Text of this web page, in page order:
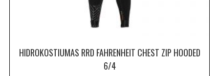
HIDROKOSTIUMAS RRD FAHRENHEIT CHEST ZIP HOODED
6/4